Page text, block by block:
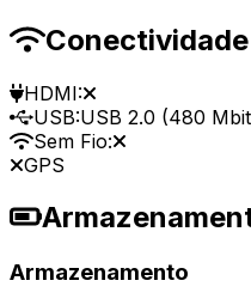
Conectividade
HDMI:
USB:USB 2.0 (480
Sem Fio:
GPS
Armazenamento